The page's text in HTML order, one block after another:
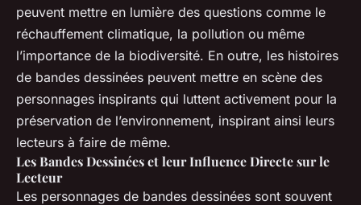
peuvent mettre en lumière des questions comme le
réchauffement climatique, la pollution ou même
l’importance de la biodiversité. En outre, les histoires
de bandes dessinées peuvent mettre en scène des
personnages inspirants qui luttent activement pour la
préservation de l’environnement, inspirant ainsi leurs
lecteurs à faire de même.
Les Bandes Dessinées et leur Influence Directe sur le
Lecteur
Les personnages de bandes dessinées sont souvent